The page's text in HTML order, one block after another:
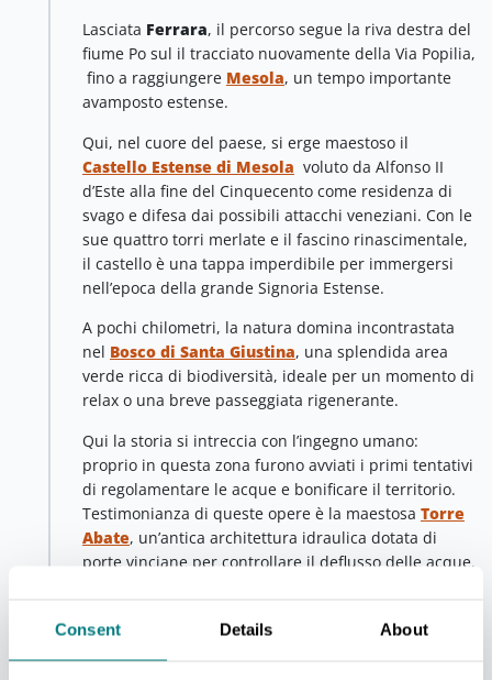
Consent Details About
Lasciata Ferrara, il percorso segue la riva destra del
fiume Po sul il tracciato nuovamente della Via Popilia,
fino a raggiungere Mesola, un tempo importante
avamposto estense.
Qui, nel cuore del paese, si erge maestoso il
Castello Estense di Mesola voluto da Alfonso II
d’Este alla fine del Cinquecento come residenza di
svago e difesa dai possibili attacchi veneziani. Con le
sue quattro torri merlate e il fascino rinascimentale,
il castello è una tappa imperdibile per immergersi
nell’epoca della grande Signoria Estense.
A pochi chilometri, la natura domina incontrastata
nel Bosco di Santa Giustina, una splendida area
verde ricca di biodiversità, ideale per un momento di
relax o una breve passeggiata rigenerante.
Qui la storia si intreccia con l’ingegno umano:
proprio in questa zona furono avviati i primi tentativi
di regolamentare le acque e bonificare il territorio.
Testimonianza di queste opere è la maestosa Torre
Abate, un’antica architettura idraulica dotata di
porte vinciane per controllare il deflusso delle acque.
straordinaria
Riserva Naturale del Bosco della